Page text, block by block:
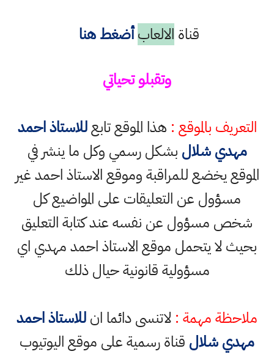
قناة الالعاب أضغط هنا
وتقبلو تحياتي
التعريف بالموقع : هذا الموقع تابعللاستاذ احمد
مهدي شلال بشكل رسمي وكل ما ينشر في
الموقع يخضع للمراقبة وموقع الاستاذ احمد غير
مسؤول عن التعليقات على المواضيع كل
شخص مسؤول عن نفسه عند كتابة التعليق
بحيث لا يتحمل موقع الاستاذ احمد مهدي اي
مسؤولية قانونية حيال ذلك
ملاحظة مهمة : لاتنسى دائما انللاستاذ احمد
مهدي شلال قناة رسمية على موقع اليوتيوب